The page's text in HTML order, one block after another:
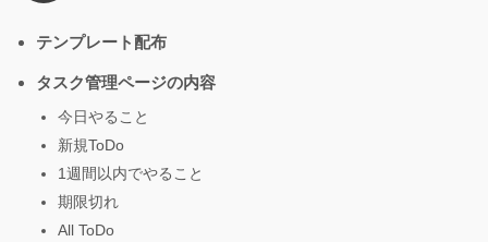
テンプレート配布
タスク管理ページの内容
今日やること
新規ToDo
1週間以内でやること
期限切れ
All ToDo